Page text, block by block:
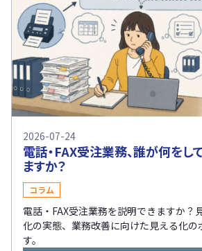
2026-07-24
電話・FAX受注業務、誰が何をし
ますか？
コラム
電話・FAX受注業務を説明できますか？
化の実態、業務改善に向けた見える化の
す。